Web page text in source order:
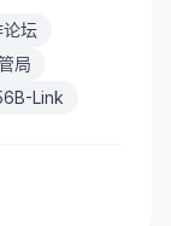
坛
局
Link